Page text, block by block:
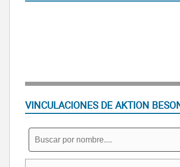
VINCULACIONES DE AKTION